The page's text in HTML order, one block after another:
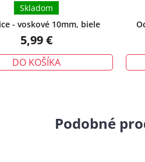
- voskové 10mm, biele
Skladom
5,99 €
DO KOŠÍKA
Podobné